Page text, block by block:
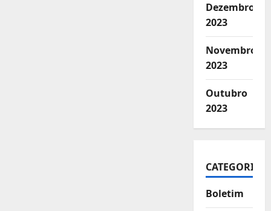
Dezembro
2023
Novembro
2023
Outubro
2023
CATEGORIAS
Boletim